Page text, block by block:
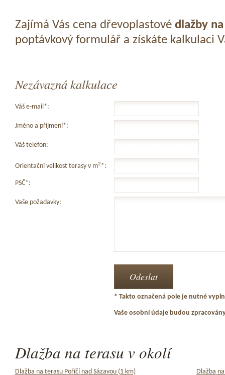
Zajímá Vás cena dřevoplastové dlažby
poptávkový formulář a získáte kalkulaci
Nezávazná kalkulace
Váš e-mail*:
Jméno a příjmení*:
Váš telefon:
Orientační velikost terasy v m2*:
PSČ*:
Vaše požadavky:
* Takto označená pole je nutné
Vaše osobní údaje budou
Dlažba na terasu v okolí
Dlažba na terasu Poříčí nad Sázavou (1 km) Dlažba